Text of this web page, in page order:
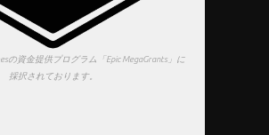
の資金提供プログラム「Epic MegaGrants」に
採択されております。